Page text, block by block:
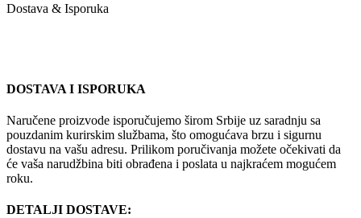
Dostava & Isporuka
DOSTAVA I ISPORUKA
Naručene proizvode isporučujemo širom Srbije uz saradnju sa
pouzdanim kurirskim službama, što omogućava brzu i sigurnu
dostavu na vašu adresu. Prilikom poručivanja možete očekivati da
će vaša narudžbina biti obrađena i poslata u najkraćem mogućem
roku.
DETALJI DOSTAVE: